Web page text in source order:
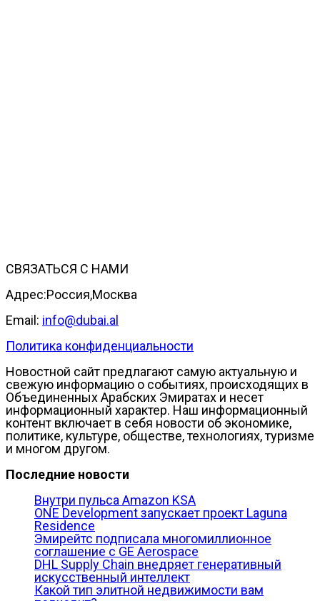
СВЯЗАТЬСЯ С НАМИ
Адрес:Россия,Москва
Email: info@dubai.al
Политика конфиденциальности
Новостной сайт предлагают самую актуальную и
свежую информацию о событиях, происходящих в
Объединенных Арабских Эмиратах и несет
информационный характер. Наш информационный
контент включает в себя новости об экономике,
политике, культуре, обществе, технологиях, туризме
и многом другом.
Последние новости
Внутри пульса Amazon KSA
ONE Development запускает проект Laguna
Residence
Эмирейтс подписала многомиллионное
соглашение с GE Aerospace
DHL Supply Chain внедряет генеративный
искусственный интеллект
Какой тип элитной недвижимости вам